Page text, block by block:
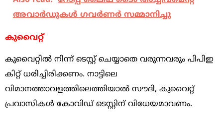
അവാര്‍ഡുകള്‍ ഗവര്‍ണര്‍ സമ്മാനിച്ചു
കുവൈറ്റ്
കുവൈറ്റില്‍ നിന്ന് ടെസ്റ്റ് ചെയ്യാതെ വരുന്നവരും പിപിഇ
കിറ്റ് ധരിച്ചിരിക്കണം. നാട്ടിലെ
വിമാനത്താവളത്തിലെത്തിയാല്‍ സൗദി, കുവൈറ്റ്
പ്രവാസികള്‍ കോവിഡ് ടെസ്റ്റിന് വിധേയമാവണം.